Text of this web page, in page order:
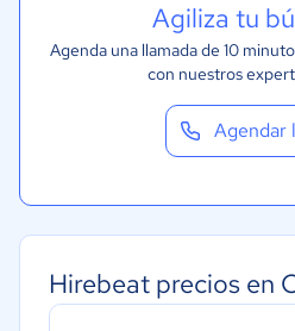
Agiliza tu
Agenda una llamada de 10
con nuestros
Agendar
Hirebeat precios en